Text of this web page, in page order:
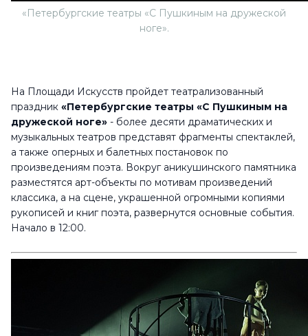
«Петербургские театры «С Пушкиным на дружеской
ноге».
На Площади Искусств пройдет театрализованный
праздник «Петербургские театры «С Пушкиным на
дружеской ноге» - более десяти драматических и
музыкальных театров представят фрагменты спектаклей,
а также оперных и балетных постановок по
произведениям поэта. Вокруг аникушинского памятника
разместятся арт-объекты по мотивам произведений
классика, а на сцене, украшенной огромными копиями
рукописей и книг поэта, развернутся основные события.
Начало в 12:00.